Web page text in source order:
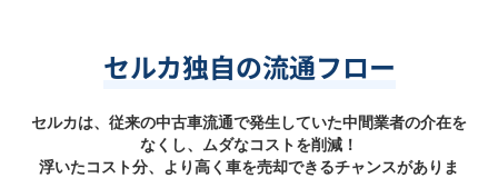
セルカ独自の流通フロー
セルカは、従来の中古車流通で発生していた中間業者の介在を
なくし、ムダなコストを削減！
浮いたコスト分、より高く車を売却できるチャンスがありま